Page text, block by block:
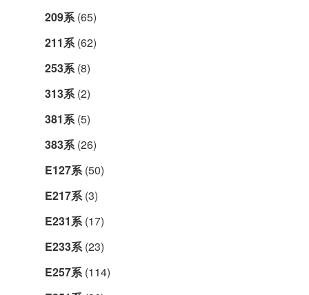
209系(65)
211系(62)
253系(8)
313系(2)
381系(5)
383系(26)
E127系(50)
E217系(3)
E231系(17)
E233系(23)
E257系(114)